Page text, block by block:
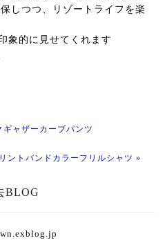
しつつ、リゾートライフを楽
象的に見せてくれます
ギャザーカーブパンツ
ントバンドカラーフリルシャツ »
BLOG